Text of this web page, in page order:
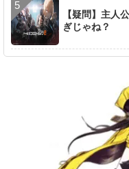
【疑問】主人
ぎじゃね？